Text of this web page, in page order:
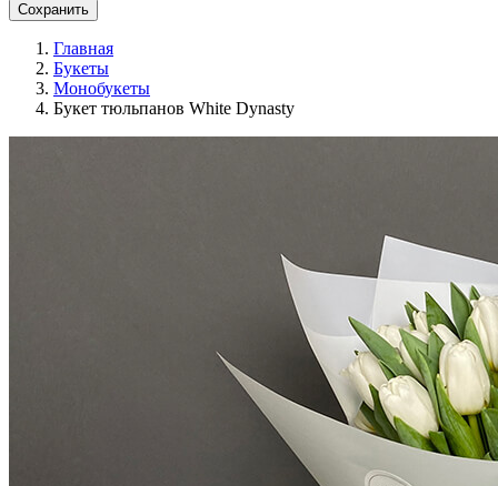
Сохранить
Главная
Букеты
Монобукеты
Букет тюльпанов White Dynasty